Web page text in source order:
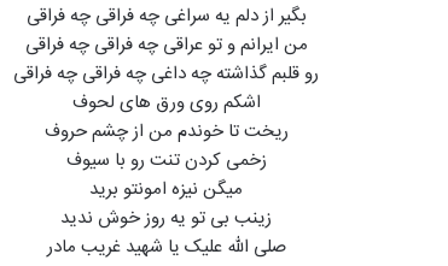
بگیر از دلم یه سراغی چه فراقی چه فراقی
من ایرانم و تو عراقی چه فراقی چه فراقی
رو قلبم گذاشته چه داغی چه فراقی چه فراقی
اشکم روی ورق های لحوف
ریخت تا خوندم من از چشم حروف
زخمی کردن تنت رو با سیوف
میگن نیزه امونتو برید
زینب بی تو یه روز خوش ندید
صلی الله علیک یا شهید غریب مادر